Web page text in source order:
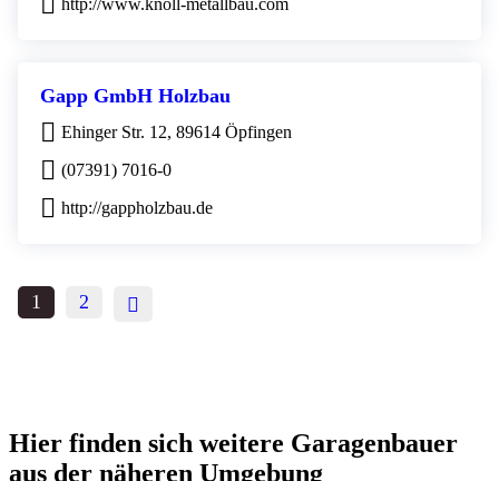
http://www.knoll-metallbau.com
Gapp GmbH Holzbau
Ehinger Str. 12, 89614 Öpfingen
(07391) 7016-0
http://gappholzbau.de
1 2
Hier finden sich weitere Garagenbauer
aus der näheren Umgebung